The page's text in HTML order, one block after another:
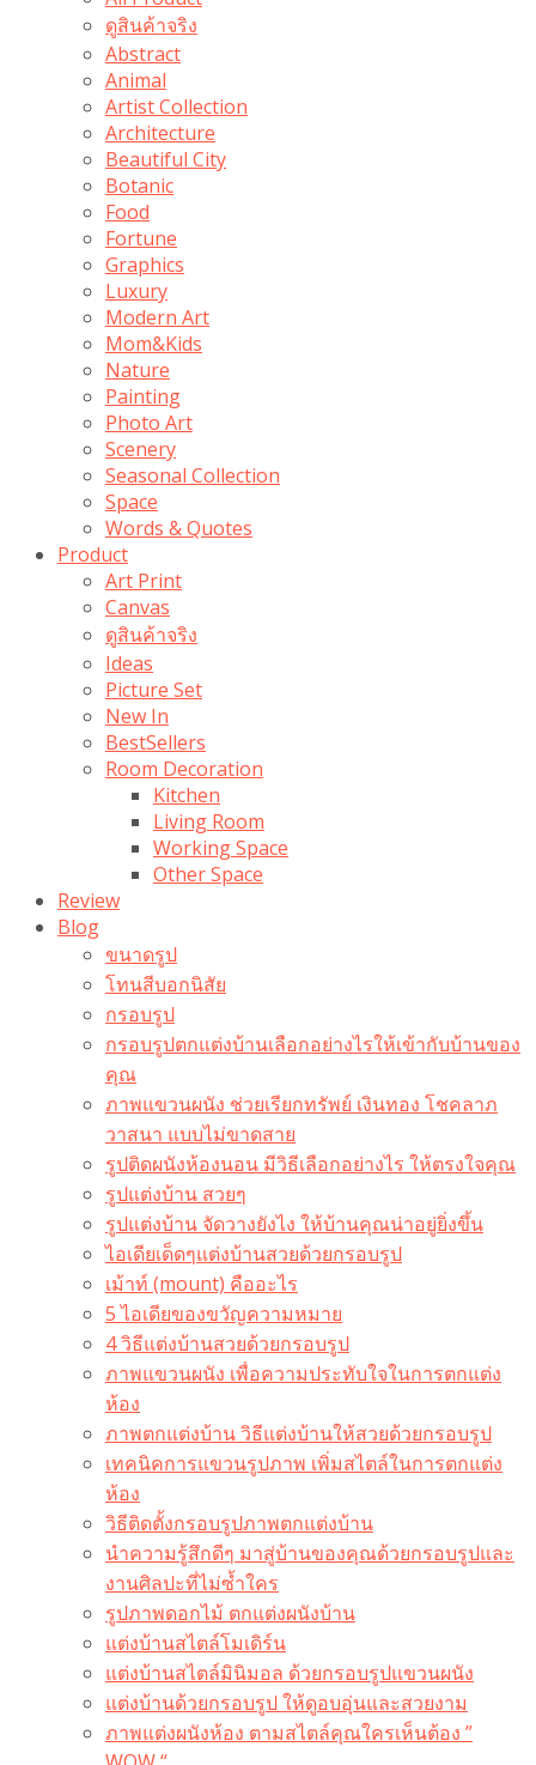
ดูสินค้าจริง
Abstract
Animal
Artist Collection
Architecture
Beautiful City
Botanic
Food
Fortune
Graphics
Luxury
Modern Art
Mom&Kids
Nature
Painting
Photo Art
Scenery
Seasonal Collection
Space
Words & Quotes
Product
Art Print
Canvas
ดูสินค้าจริง
Ideas
Picture Set
New In
BestSellers
Room Decoration
Kitchen
Living Room
Working Space
Other Space
Review
Blog
ขนาดรูป
โทนสีบอกนิสัย
กรอบรูป
กรอบรูปตกแต่งบ้านเลือกอย่างไรให้เข้ากับบ้านของ
คุณ
ภาพแขวนผนัง ช่วยเรียกทรัพย์ เงินทอง โชคลาภ
วาสนา แบบไม่ขาดสาย
รูปติดผนังห้องนอน มีวิธีเลือกอย่างไร ให้ตรงใจคุณ
รูปแต่งบ้าน สวยๆ
รูปแต่งบ้าน จัดวางยังไง ให้บ้านคุณน่าอยู่ยิ่งขึ้น
ไอเดียเด็ดๆแต่งบ้านสวยด้วยกรอบรูป
เม้าท์ (mount) คืออะไร​
5 ไอเดียของขวัญความหมาย
4 วิธีแต่งบ้านสวยด้วยกรอบรูป
ภาพแขวนผนัง เพื่อความประทับใจในการตกแต่ง
ห้อง
ภาพตกแต่งบ้าน วิธีแต่งบ้านให้สวยด้วยกรอบรูป
เทคนิคการแขวนรูปภาพ เพิ่มสไตล์ในการตกแต่ง
ห้อง
วิธีติดตั้งกรอบรูปภาพตกแต่งบ้าน
นำความรู้สึกดีๆ มาสู่บ้านของคุณด้วยกรอบรูปและ
งานศิลปะที่ไม่ซ้ำใคร
รูปภาพดอกไม้ ตกแต่งผนังบ้าน
แต่งบ้านสไตล์โมเดิร์น
แต่งบ้านสไตล์มินิมอล ด้วยกรอบรูปแขวนผนัง
แต่งบ้านด้วยกรอบรูป ให้ดูอบอุ่นและสวยงาม
ภาพแต่งผนังห้อง ตามสไตล์คุณใครเห็นต้อง ”